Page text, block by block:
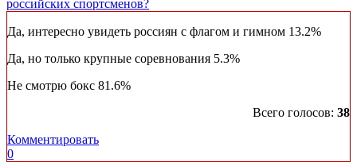
российских спортсменов?
Да, интересно увидеть россиян с флагом и гимном 13.2%
Да, но только крупные соревнования 5.3%
Не смотрю бокс 81.6%
Всего голосов: 38
Комментировать
0